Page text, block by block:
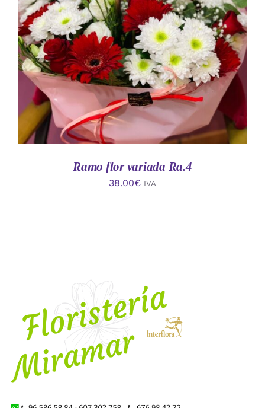
AÑADIR AL CARRITO
/
DETALLES
Ramo flor variada Ra.4
38.00€ IVA